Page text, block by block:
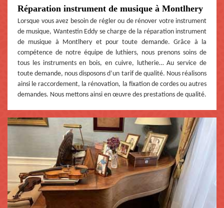
Réparation instrument de musique à Montlhery
Lorsque vous avez besoin de régler ou de rénover votre instrument
de musique, Wantestin Eddy se charge de la réparation instrument
de musique à Montlhery et pour toute demande. Grâce à la
compétence de notre équipe de luthiers, nous prenons soins de
tous les instruments en bois, en cuivre, lutherie… Au service de
toute demande, nous disposons d’un tarif de qualité. Nous réalisons
ainsi le raccordement, la rénovation, la fixation de cordes ou autres
demandes. Nous mettons ainsi en œuvre des prestations de qualité.